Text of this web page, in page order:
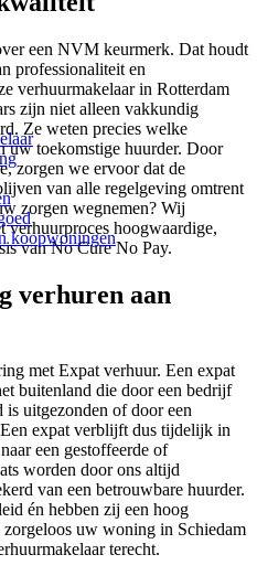
koopwoningen
een NVM keurmerk. Dat houdt
professionaliteit en
verhuurmakelaar in Rotterdam
zijn niet alleen vakkundig
Ze weten precies welke
uw toekomstige huurder. Door
zorgen we ervoor dat de
van alle regelgeving omtrent
zorgen wegnemen? Wij
verhuurproces hoogwaardige,
van No Cure No Pay.
verhuren aan
met Expat verhuur. Een expat
buitenland die door een bedrijf
is uitgezonden of door een
expat verblijft dus tijdelijk in
een gestoffeerde of
worden door ons altijd
van een betrouwbare huurder.
én hebben zij een hoog
uw woning in Schiedam
terecht.